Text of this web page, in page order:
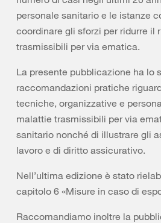
personale sanitario e le istanze
coordinare gli sforzi per ridurre il
trasmissibili per via ematica.
La presente pubblicazione ha lo
raccomandazioni pratiche
tecniche, organizzative e
malattie trasmissibili per via
sanitario nonché di illustrare gli
lavoro e di diritto assicurativo.
Nell’ultima edizione è stato
capitolo 6 «Misure in caso di
Raccomandiamo inoltre la